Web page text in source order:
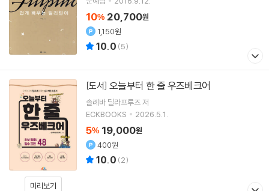
10% 20,700원
1,150원
10.0 (5)
미리보기
[도서] 오늘부터 한 줄 우즈베크어
솔례바 딜라프루즈저
ECKBOOKS
2026.5.1.
5% 19,000원
400원
10.0 (2)